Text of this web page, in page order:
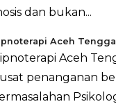
dan bukan...
Aceh
Aceh
penanganan